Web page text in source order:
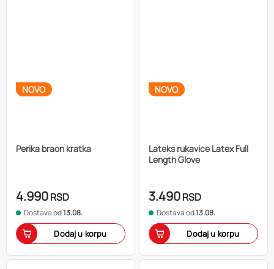
NOVO
Perika braon kratka
4.990RSD
Dostava od13.08.
Dodaj u korpu
NOVO
Lateks rukavice Latex Full
Length Glove
3.490RSD
Dostava od13.08.
Dodaj u korpu